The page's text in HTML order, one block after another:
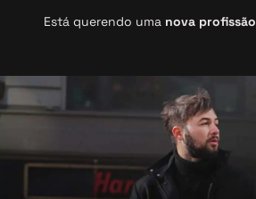
Está querendo uma nova profissão